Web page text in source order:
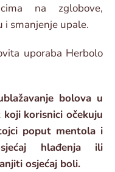
na zglobove,
i smanjenje upale.
uporaba Herbolo
bolova u
korisnici očekuju
poput mentola i
hlađenja ili
osjećaj boli.